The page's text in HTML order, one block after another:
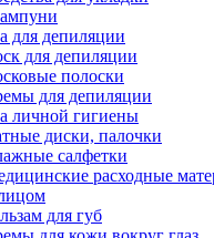
для депиляции
для депиляции
полоски
для депиляции
личной гигиены
диски, палочки
салфетки
расходные
для губ